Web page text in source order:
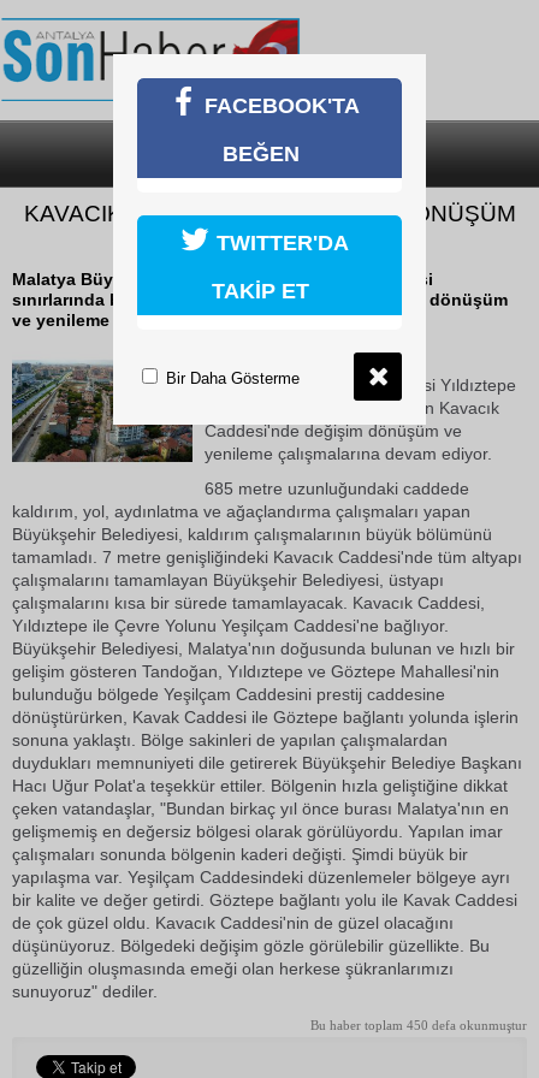
SON DAKİKA
KAVACIK CADDESİ’NDE DEĞİŞİM DÖNÜŞÜM
DEVAM EDİYOR
Malatya Büyükşehir Belediyesi Yıldıztepe Mahallesi
sınırlarında bulunan Kavacık Caddesi'nde değişim dönüşüm
ve yenileme çalışmalarına devam ediyor.
19 Ekim 2018 Cuma 15:08
Malatya Büyükşehir Belediyesi Yıldıztepe
Mahallesi sınırlarında bulunan Kavacık
Caddesi'nde değişim dönüşüm ve
yenileme çalışmalarına devam ediyor.
685 metre uzunluğundaki caddede
kaldırım, yol, aydınlatma ve ağaçlandırma çalışmaları yapan
Büyükşehir Belediyesi, kaldırım çalışmalarının büyük bölümünü
tamamladı. 7 metre genişliğindeki Kavacık Caddesi'nde tüm altyapı
çalışmalarını tamamlayan Büyükşehir Belediyesi, üstyapı
çalışmalarını kısa bir sürede tamamlayacak. Kavacık Caddesi,
Yıldıztepe ile Çevre Yolunu Yeşilçam Caddesi'ne bağlıyor.
Büyükşehir Belediyesi, Malatya'nın doğusunda bulunan ve hızlı bir
gelişim gösteren Tandoğan, Yıldıztepe ve Göztepe Mahallesi'nin
bulunduğu bölgede Yeşilçam Caddesini prestij caddesine
dönüştürürken, Kavak Caddesi ile Göztepe bağlantı yolunda işlerin
sonuna yaklaştı. Bölge sakinleri de yapılan çalışmalardan
duydukları memnuniyeti dile getirerek Büyükşehir Belediye Başkanı
Hacı Uğur Polat'a teşekkür ettiler. Bölgenin hızla geliştiğine dikkat
çeken vatandaşlar, "Bundan birkaç yıl önce burası Malatya'nın en
gelişmemiş en değersiz bölgesi olarak görülüyordu. Yapılan imar
çalışmaları sonunda bölgenin kaderi değişti. Şimdi büyük bir
yapılaşma var. Yeşilçam Caddesindeki düzenlemeler bölgeye ayrı
bir kalite ve değer getirdi. Göztepe bağlantı yolu ile Kavak Caddesi
de çok güzel oldu. Kavacık Caddesi'nin de güzel olacağını
düşünüyoruz. Bölgedeki değişim gözle görülebilir güzellikte. Bu
güzelliğin oluşmasında emeği olan herkese şükranlarımızı
sunuyoruz" dediler.
Bu haber toplam 450 defa okunmuştur
FACEBOOK'TA
BEĞEN
TWITTER'DA
TAKİP ET
Bir Daha Gösterme